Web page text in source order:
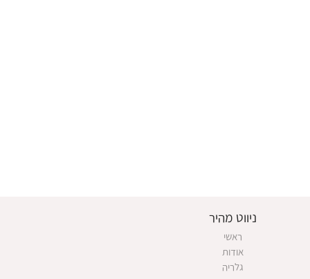
ניווט מהיר
ראשי
אודות
גלריה